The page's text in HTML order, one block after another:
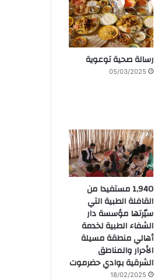
رسالة صحية توعوية
05/03/2025
1,940 مستفيدا من
القافلة الطبية التي
سيّرتها مؤسسة دار
الشفاء الطبية لخدمة
أهالي منطقة مسيلة
الأحرار والمناطق
الشرقية بوادي حضرموت
18/02/2025